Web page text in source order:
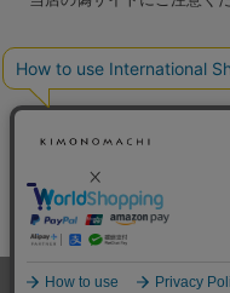
商品の無断販売・転売の禁
会社概要プライバシー
©2026 着物・浴衣通